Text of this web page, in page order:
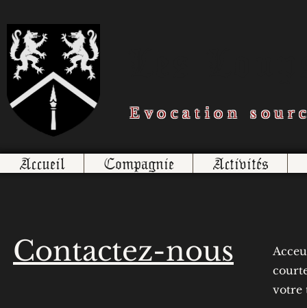
Evocation
Accueil Compagnie Activités
Contactez-nous
votre